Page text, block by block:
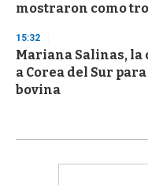
mostraron como
15:32
Mariana Salinas, la
a Corea del Sur
bovina